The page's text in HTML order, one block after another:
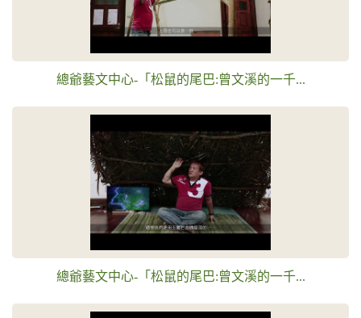
總爺藝文中心-「松鼠的尾巴:曾文溪的一千...
總爺藝文中心-「松鼠的尾巴:曾文溪的一千...